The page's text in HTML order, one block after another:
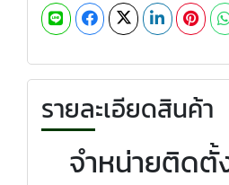
รายละเอียดสินค้า
จำหน่ายติดตั้